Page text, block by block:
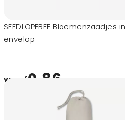
SEEDLOPEBEE Bloemenzaadjes in
envelop
vanaf0,86